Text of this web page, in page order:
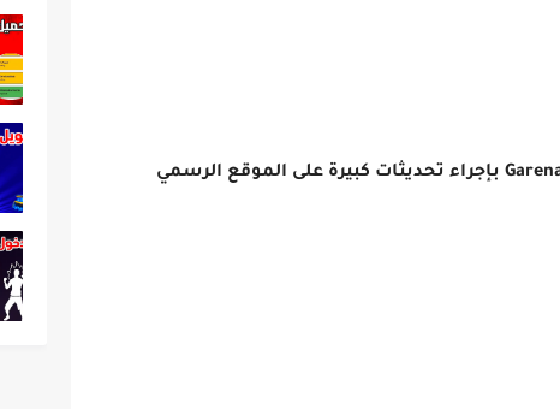
تطور الألعاب وزيادة عدد المستخدمين، قامت Garena بإجراء تحديثات كبيرة على الموقع الرسمي